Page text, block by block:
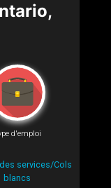
d'emploi
services/Cols
blancs